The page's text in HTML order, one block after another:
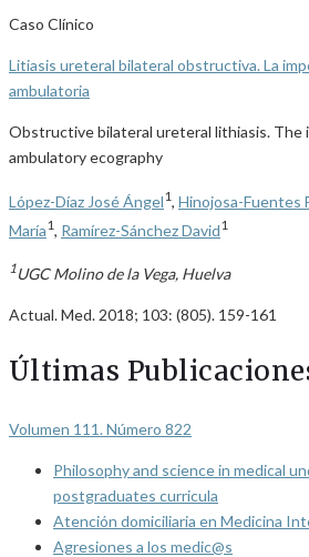
Caso Clínico
Litiasis ureteral bilateral obstructiva. La
ambulatoria
Obstructive bilateral ureteral lithiasis. The
ambulatory ecography
López-Díaz José Ángel1, Hinojosa-Fuentes
María1 Ramírez-Sánchez David1
1UGC Molino de la Vega, Huelva
Actual. Med. 2018; 103: (805). 159-161
Últimas
Volumen 111. Número 822
Philosophy and science in medical
postgraduates curricula
Atención domiciliaria en Medicina
Agresiones a los medic@s